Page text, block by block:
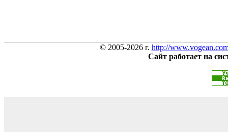
© 2005-2026 г. http://
Сайт работает на